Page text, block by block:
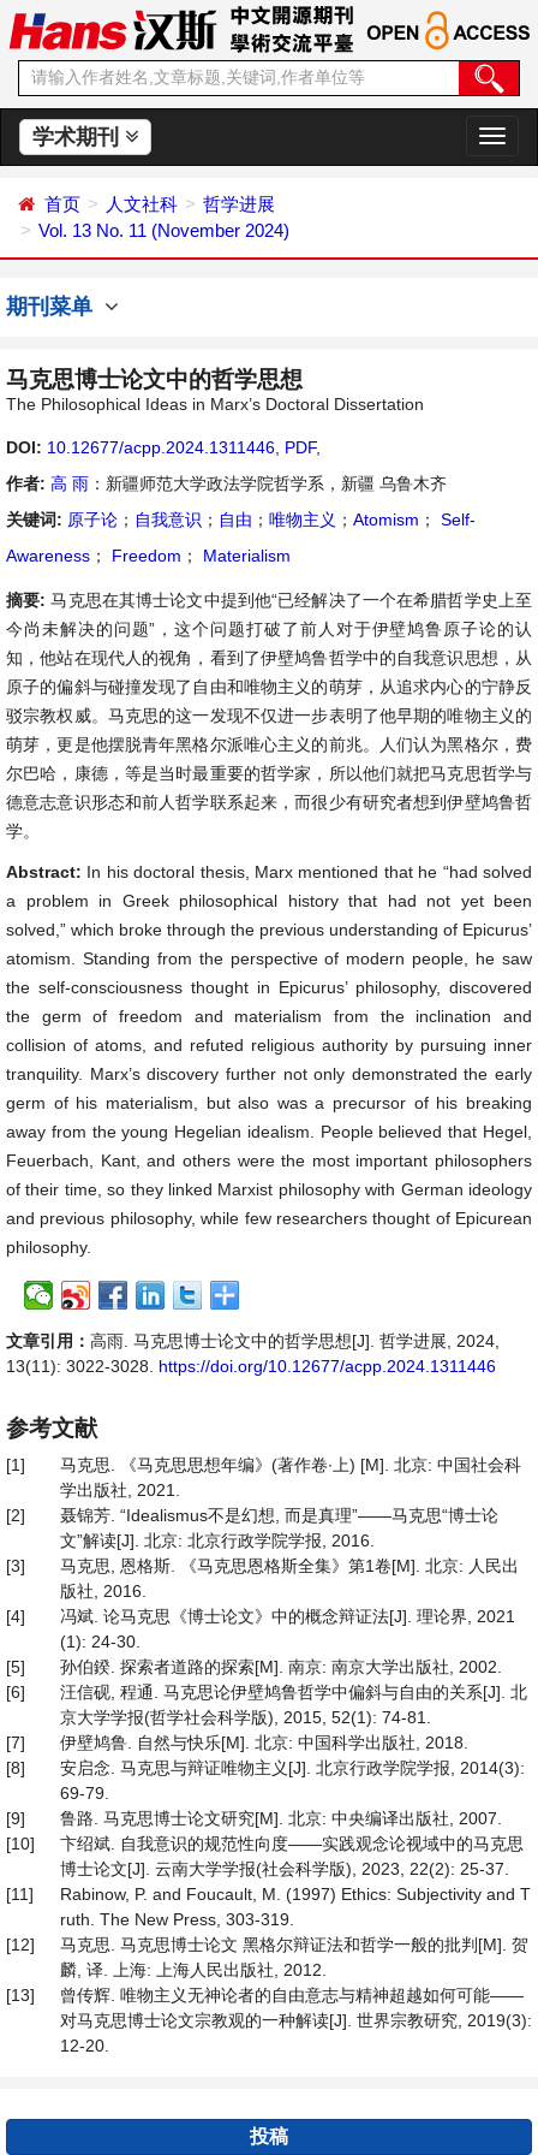
学术期刊
切
换
首页 人文社科
哲学进展
Vol. 13 No. 11 (November 2024)
期刊菜单
马克思博士论文中的哲学思想
The Philosophical Ideas in Marx’s Doctoral Dissertation
DOI: 10.12677/acpp.2024.1311446 PDF,
作者: 高 雨 ：新疆师范大学政法学院哲学系，新疆 乌鲁木齐
关键词: 原子论 ； 自我意识 ； 自由 ； 唯物主义 ； Atomism ；
Self-
Awareness ； Freedom ； Materialism
摘要:马克思在其博士论文中提到他“已经解决了一个在希腊哲学史上至
今尚未解决的问题”，这个问题打破了前人对于伊壁鸠鲁原子论的认
知，他站在现代人的视角，看到了伊壁鸠鲁哲学中的自我意识思想，从
原子的偏斜与碰撞发现了自由和唯物主义的萌芽，从追求内心的宁静反
驳宗教权威。马克思的这一发现不仅进一步表明了他早期的唯物主义的
萌芽，更是他摆脱青年黑格尔派唯心主义的前兆。人们认为黑格尔，费
尔巴哈，康德，等是当时最重要的哲学家，所以他们就把马克思哲学与
德意志意识形态和前人哲学联系起来，而很少有研究者想到伊壁鸠鲁哲
学。
Abstract: In his doctoral thesis, Marx mentioned that he “had solved
a problem in Greek philosophical history that had not yet been
solved,” which broke through the previous understanding of Epicurus’
atomism. Standing from the perspective of modern people, he saw
the self-consciousness thought in Epicurus’ philosophy, discovered
the germ of freedom and materialism from the inclination and
collision of atoms, and refuted religious authority by pursuing inner
tranquility. Marx’s discovery further not only demonstrated the early
germ of his materialism, but also was a precursor of his breaking
away from the young Hegelian idealism. People believed that Hegel,
Feuerbach, Kant, and others were the most important philosophers
of their time, so they linked Marxist philosophy with German ideology
and previous philosophy, while few researchers thought of Epicurean
philosophy.
文章引用： 高雨. 马克思博士论文中的哲学思想[J]. 哲学进展, 2024,
13(11): 3022-3028. https://doi.org/10.12677/acpp.2024.1311446
参考文献
[1]
马克思. 《马克思思想年编》(著作卷∙上) [M]. 北京: 中国社会科
学出版社, 2021.
[2]
聂锦芳. “Idealismus不是幻想, 而是真理”——马克思“博士论
文”解读[J]. 北京: 北京行政学院学报, 2016.
[3]
马克思, 恩格斯. 《马克思恩格斯全集》第1卷[M]. 北京: 人民出
版社, 2016.
[4]
冯斌. 论马克思《博士论文》中的概念辩证法[J]. 理论界, 2021
(1): 24-30.
[5]
孙伯鍨. 探索者道路的探索[M]. 南京: 南京大学出版社, 2002.
[6]
汪信砚, 程通. 马克思论伊壁鸠鲁哲学中偏斜与自由的关系[J]. 北
京大学学报(哲学社会科学版), 2015, 52(1): 74-81.
[7]
伊壁鸠鲁. 自然与快乐[M]. 北京: 中国科学出版社, 2018.
[8]
安启念. 马克思与辩证唯物主义[J]. 北京行政学院学报, 2014(3):
69-79.
[9]
鲁路. 马克思博士论文研究[M]. 北京: 中央编译出版社, 2007.
[10]
卞绍斌. 自我意识的规范性向度——实践观念论视域中的马克思
博士论文[J]. 云南大学学报(社会科学版), 2023, 22(2): 25-37.
[11]
Rabinow, P. and Foucault, M. (1997) Ethics: Subjectivity and T
ruth. The New Press, 303-319.
[12]
马克思. 马克思博士论文 黑格尔辩证法和哲学一般的批判[M]. 贺
麟, 译. 上海: 上海人民出版社, 2012.
[13]
曾传辉. 唯物主义无神论者的自由意志与精神超越如何可能——
对马克思博士论文宗教观的一种解读[J]. 世界宗教研究, 2019(3):
12-20.
投稿